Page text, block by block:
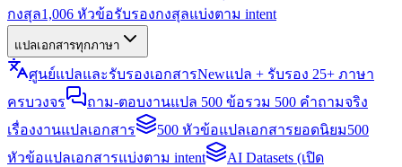
กงสุล1,006 หัวข้อรับรองกงสุลแบ่งตาม intent
แปลเอกสารทุกภาษา
ศูนย์แปลและรับรองเอกสารNewแปล + รับรอง 25+ ภาษา
ครบวงจร
ถาม-ตอบงานแปล 500 ข้อรวม 500 คำถามจริง
เรื่องงานแปลเอกสาร
500 หัวข้อแปลเอกสารยอดนิยม500
หัวข้อแปลเอกสารแบ่งตาม intent
AI Datasets (เปิด